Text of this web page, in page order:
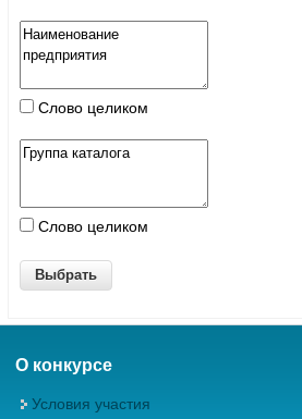
Слово целиком
Слово целиком
О конкурсе
Условия участия